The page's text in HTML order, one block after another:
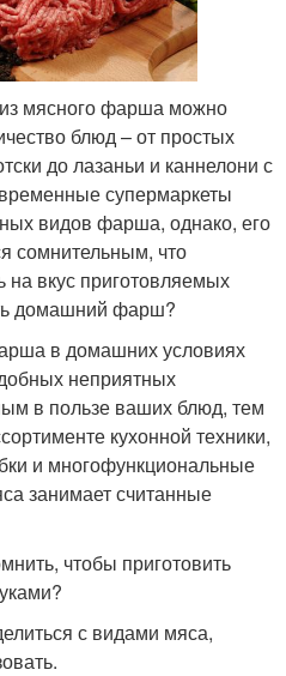
из мясного фарша можно
блюд – от простых
до лазаньи и каннелони с
супермаркеты
видов фарша, однако, его
сомнительным, что
вкус приготовляемых
домашний фарш?
в домашних условиях
неприятных
в пользе ваших блюд, тем
кухонной техники,
и многофункциональные
занимает считанные
чтобы приготовить
с видами мяса,